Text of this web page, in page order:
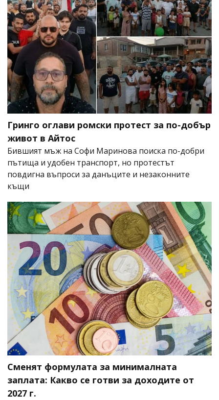
Гринго оглави ромски протест за по-добър
живот в Айтос
Бившият мъж на Софи Маринова поиска по-добри
пътища и удобен транспорт, но протестът
повдигна въпроси за данъците и незаконните
къщи
Сменят формулата за минималната
заплата: Какво се готви за доходите от
2027 г.